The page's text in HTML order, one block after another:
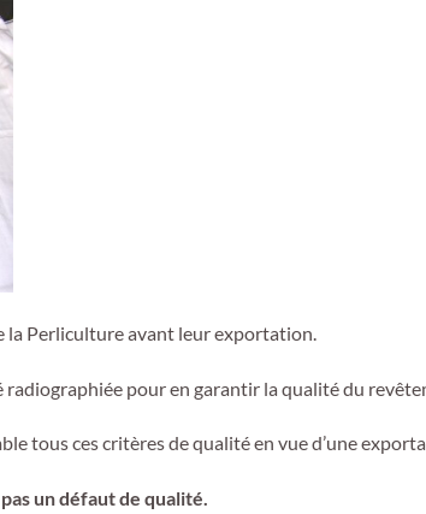
la Perliculture avant leur exportation.
radiographiée pour en garantir la qualité du
tous ces critères de qualité en vue d’une
un défaut de qualité.